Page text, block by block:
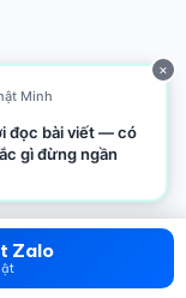
×
Minh
đọc bài viết — có
gì đừng ngần
thắc mắc sức khỏe
Zalo